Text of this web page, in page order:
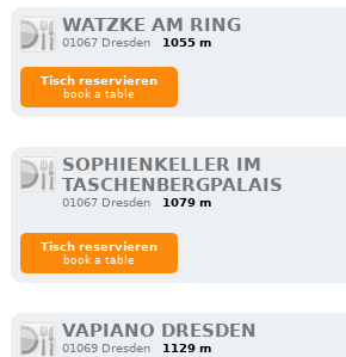
WATZKE AM RING
01067 Dresden 1055 m
Tisch reservieren
book a table
SOPHIENKELLER IM
TASCHENBERGPALAIS
01067 Dresden
1079 m
Tisch reservieren
book a table
VAPIANO DRESDEN
01069 Dresden 1129 m